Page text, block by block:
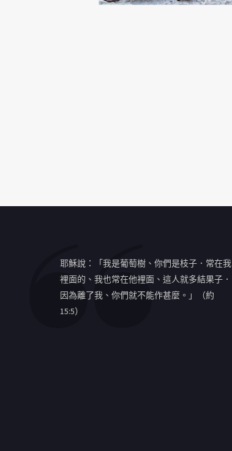
耶穌說：「我是葡萄樹、你們是枝子．常在我
裡面的、我也常在他裡面、這人就多結果子．
因為離了我、你們就不能作甚麼。」（約
15:5）